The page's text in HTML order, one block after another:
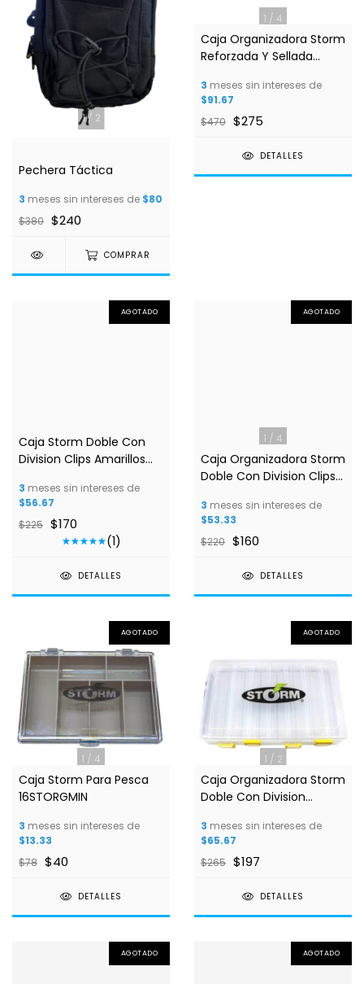
1/ 2
Pechera Táctica
3 meses sin intereses de $80
$380 $240
COMPRAR
1 / 4
Caja Organizadora Storm
Reforzada Y Sellada
16storgem
3 meses sin intereses de
$91.67
$470 $275
DETALLES
1 /3
AGOTADO
Caja Storm Doble Con
Division Clips Amarillos
3 meses sin intereses de
$56.67
$225 $170
(1)
DETALLES
1 / 4
AGOTADO
Caja Organizadora Storm
Doble Con Division Clips
16storgdmh
3 meses sin intereses de
$53.33
$220 $160
DETALLES
1 / 4
AGOTADO
Caja Storm Para Pesca
16STORGMIN
3 meses sin intereses de
$13.33
$78 $40
DETALLES
1 / 2
AGOTADO
Caja Organizadora Storm
Doble Con Division
16storgdl
3 meses sin intereses de
$65.67
$265 $197
DETALLES
AGOTADO AGOTADO